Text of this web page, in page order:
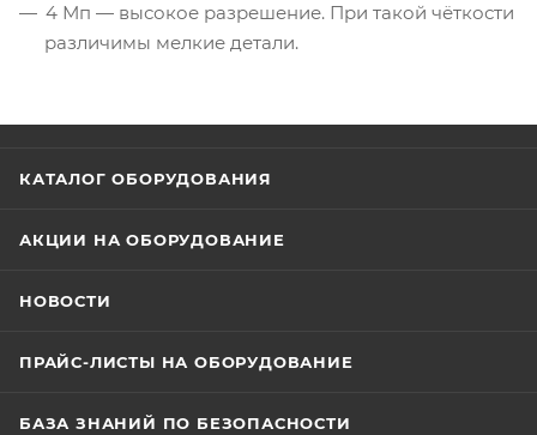
4 Мп — высокое разрешение. При такой чёткости
различимы мелкие детали.
КАТАЛОГ ОБОРУДОВАНИЯ
АКЦИИ НА ОБОРУДОВАНИЕ
НОВОСТИ
ПРАЙС-ЛИСТЫ НА ОБОРУДОВАНИЕ
БАЗА ЗНАНИЙ ПО БЕЗОПАСНОСТИ